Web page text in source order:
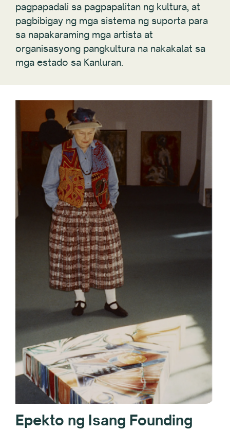
pagpapadali sa pagpapalitan ng kultura, at
pagbibigay ng mga sistema ng suporta para
sa napakaraming mga artista at
organisasyong pangkultura na nakakalat sa
mga estado sa Kanluran.
Epekto ng Isang Founding